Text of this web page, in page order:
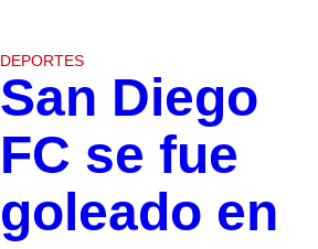
DEPORTES
San Diego
FC se fue
goleado en